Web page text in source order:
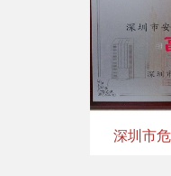
深圳市